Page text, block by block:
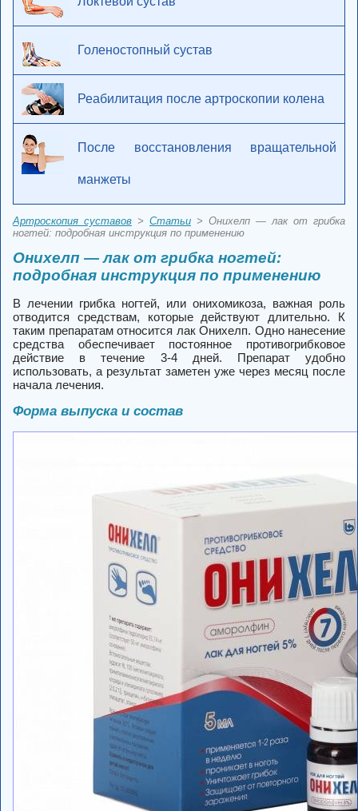
Голеностопный сустав
Реабилитация после артроскопии колена
После восстановления вращательной
манжеты
Артроскопия суставов > Статьи > Онихелп — лак от грибка
ногтей: подробная инструкция по применению
Онихелп — лак от грибка ногтей:
подробная инструкция по применению
В лечении грибка ногтей, или онихомикоза, важная роль
отводится средствам, которые действуют длительно. К
таким препаратам относится лак Онихелп. Одно нанесение
средства обеспечивает постоянное противогрибковое
действие в течение 3-4 дней. Препарат удобно
использовать, а результат заметен уже через месяц после
начала лечения.
Форма выпуска и состав